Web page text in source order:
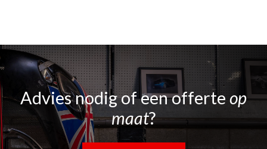
Advies nodig of een offerteop
maat?